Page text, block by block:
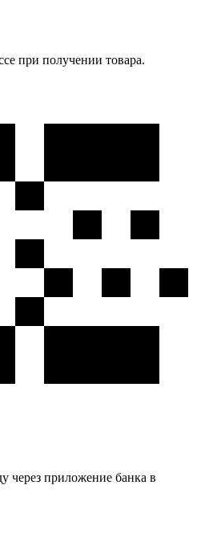
при получении товара.
через приложение банка в